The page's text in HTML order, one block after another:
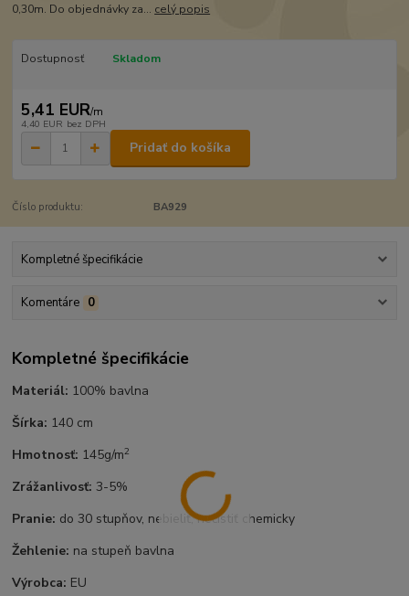
0,30m. Do objednávky za... celý popis
Dostupnosť Skladom
5,41 EUR/m
4,40 EUR bez DPH
Pridať do košíka
Číslo produktu: BA929
Kompletné špecifikácie
Komentáre 0
Kompletné špecifikácie
Materiál: 100% bavlna
Šírka: 140 cm
Hmotnosť: 145g/m2
Zrážanlivosť: 3-5%
Pranie: do 30 stupňov, nebieliť, nečistiť chemicky
Žehlenie: na stupeň bavlna
Výrobca: EU